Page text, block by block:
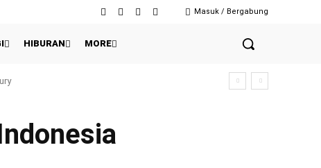
Masuk / Bergabung
HIBURAN MORE